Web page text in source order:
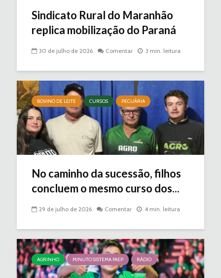
Sindicato Rural do Maranhão
replica mobilização do Paraná
30 de julho de 2026 Comentar 3 min. leitura
BOVINO DE LEITE CURSOS PECUÁRIA
No caminho da sucessão, filhos
concluem o mesmo curso dos...
29 de julho de 2026 Comentar 4 min. leitura
AGRINHO MINUTO SISTEMA FAEP RÁDIO